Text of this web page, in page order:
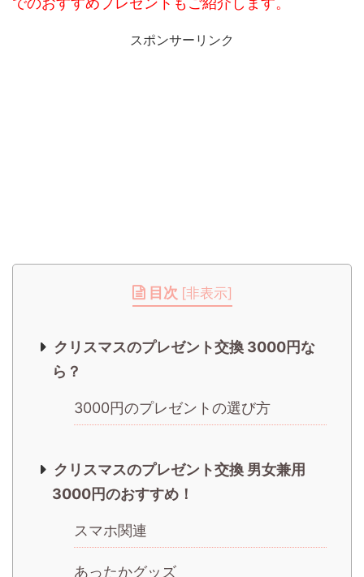
スポンサーリンク
目次 [非表示]
クリスマスのプレゼント交換 3000円な
ら？
3000円のプレゼントの選び方
クリスマスのプレゼント交換 男女兼用
3000円のおすすめ！
スマホ関連
あったかグッズ